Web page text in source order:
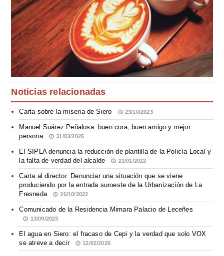
Noticias relacionadas
Carta sobre la miseria de Siero 23/10/2023
Manuel Suárez Peñalosa: buen cura, buen amigo y mejor
persona
31/03/2025
El SIPLA denuncia la reducción de plantilla de la Policía Local y
la falta de verdad del alcalde
21/01/2022
Carta al director. Denunciar una situación que se viene
produciendo por la entrada suroeste de la Urbanización de La
Fresneda
26/10/2022
Comunicado de la Residencia Mimara Palacio de Leceñes
13/09/2023
El agua en Siero: el fracaso de Cepi y la verdad que solo VOX
se atreve a decir
12/02/2026